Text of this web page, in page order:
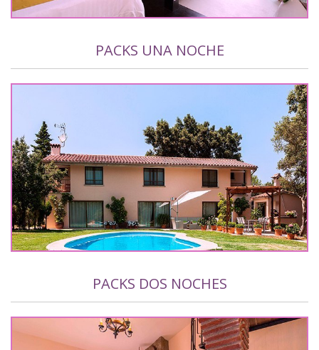
PACKS UNA NOCHE
PACKS DOS NOCHES